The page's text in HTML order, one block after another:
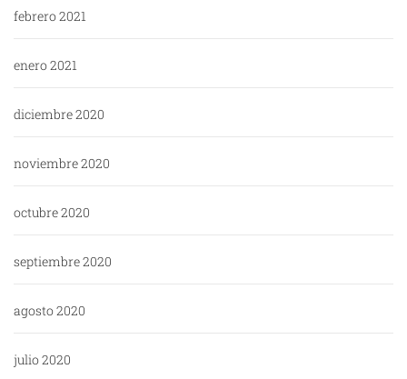
febrero 2021
enero 2021
diciembre 2020
noviembre 2020
octubre 2020
septiembre 2020
agosto 2020
julio 2020